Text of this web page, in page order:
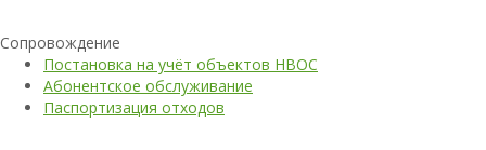
Сопровождение
Постановка на учёт объектов НВОС
Абонентское обслуживание
Паспортизация отходов